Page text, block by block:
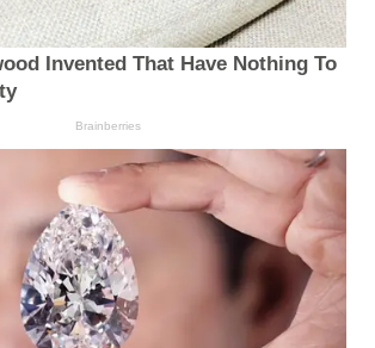
Invented That Have Nothing To
Brainberries